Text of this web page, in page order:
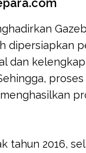
dipersiapkan
dan
tahun 2016,